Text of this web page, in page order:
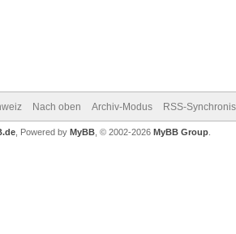
Nach oben Archiv-Modus RSS-
, Powered by MyBB , © 2002-2026 MyBB Group